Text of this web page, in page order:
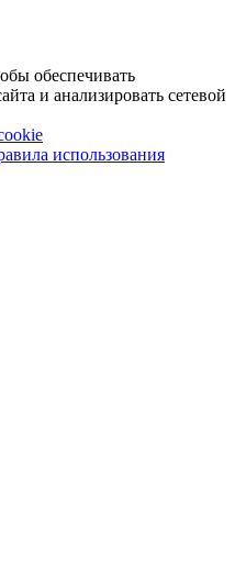
обеспечивать
и анализировать сетевой
использования